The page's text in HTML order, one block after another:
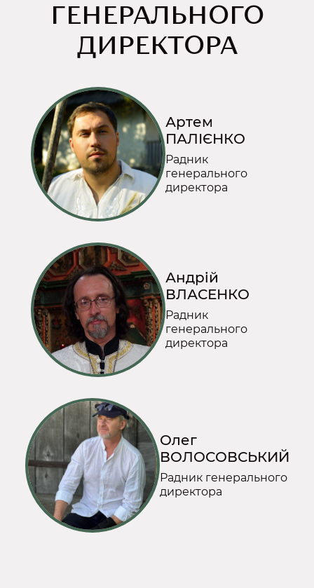
ГЕНЕРАЛЬНОГО
ДИРЕКТОРА
Артем
ПАЛІЄНКО
Радник
генерального
директора
Андрій
ВЛАСЕНКО
Радник
генерального
директора
Олег
ВОЛОСОВСЬКИЙ
Радник генерального
директора